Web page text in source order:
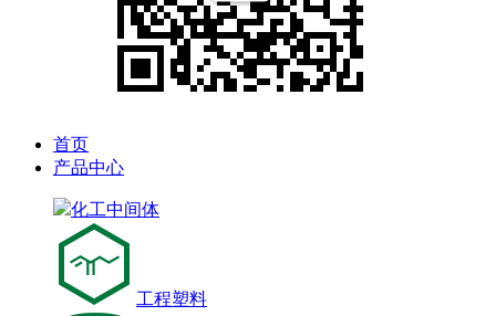
首页
产品中心
化工中间体
工程塑料